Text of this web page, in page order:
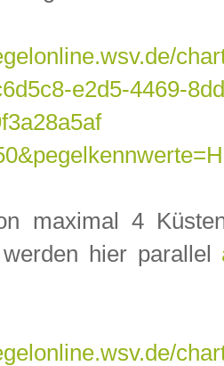
e2d5-4469-
maximal 4
hier parallel